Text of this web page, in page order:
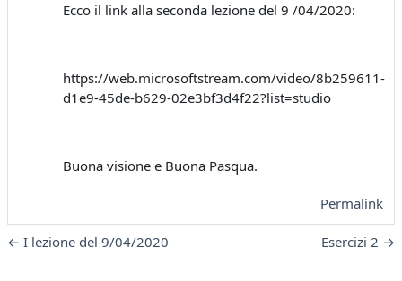
Ecco il link alla seconda lezione del 9 /04/2020:
https://web.microsoftstream.com/video/8b259611-
d1e9-45de-b629-02e3bf3d4f22?list=studio
Buona visione e Buona Pasqua.
Permalink
← I lezione del 9/04/2020 Esercizi 2 →